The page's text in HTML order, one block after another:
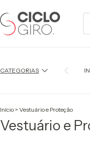
CATEGORIAS
Início > Vestuário e Proteção
Vestuário e